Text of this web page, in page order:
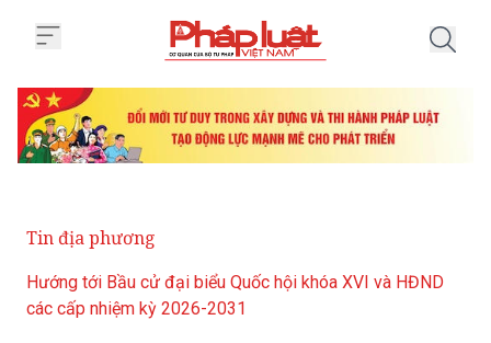
Tin địa phương
Hướng tới Bầu cử đại biểu Quốc hội khóa XVI và HĐND
các cấp nhiệm kỳ 2026-2031